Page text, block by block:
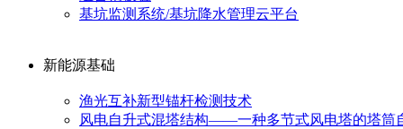
基坑监测系统/基坑降水管理云平台
新能源基础
渔光互补新型锚杆检测技术
风电自升式混塔结构——一种多节式风电塔的塔筒